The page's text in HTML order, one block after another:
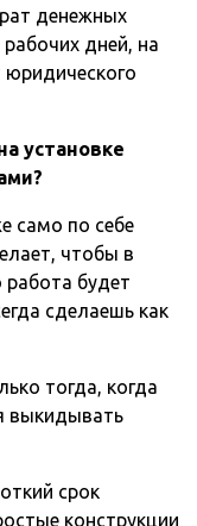
денежных
дней, на
юридического
установке
само по себе
чтобы в
работа будет
сделаешь как
тогда, когда
выкидывать
срок
конструкции